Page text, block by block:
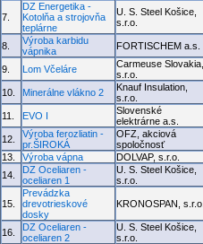
7.
DZ Energetika -
Kotolňa a strojovňa
teplárne
U. S. Steel Košice,
s.r.o.
8.
Výroba karbidu
vápnika
FORTISCHEM a.s.
9. Lom Včeláre
Carmeuse Slovakia,
s.r.o.
10. Minerálne vlákno 2
Knauf Insulation,
s.r.o.
11. EVO I
Slovenské
elektrárne a.s.
12.
Výroba ferozliatin -
pr.ŠIROKÁ
OFZ, akciová
spoločnosť
13.
Výroba vápna DOLVAP, s.r.o.
14.
DZ Oceliaren -
oceliaren 1
U. S. Steel Košice,
s.r.o.
15.
Prevádzka
drevotrieskové
dosky
KRONOSPAN, s.r.o.
16.
DZ Oceliaren -
oceliaren 2
U. S. Steel Košice,
s.r.o.